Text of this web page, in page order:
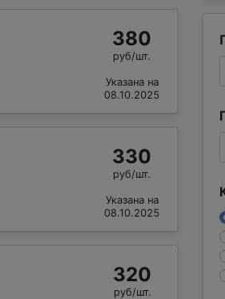
380
руб/шт.
Указана на
08.10.2025
330
руб/шт.
Указана на
08.10.2025
320
руб/шт.